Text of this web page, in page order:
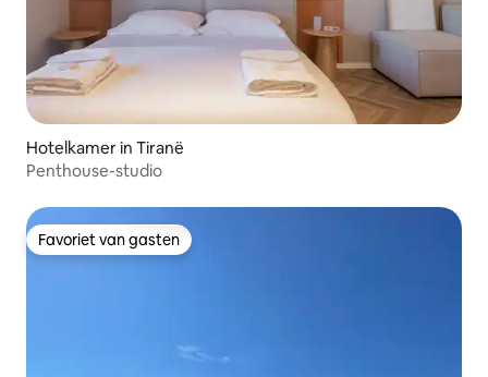
Hotelkamer in Tiranë
Penthouse-studio
Favoriet van gasten
Favoriet van gasten